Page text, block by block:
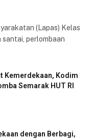
(Lapas) Kelas
santai, perlombaan
Kemerdekaan, Kodim
Semarak HUT RI
dengan Berbagi,